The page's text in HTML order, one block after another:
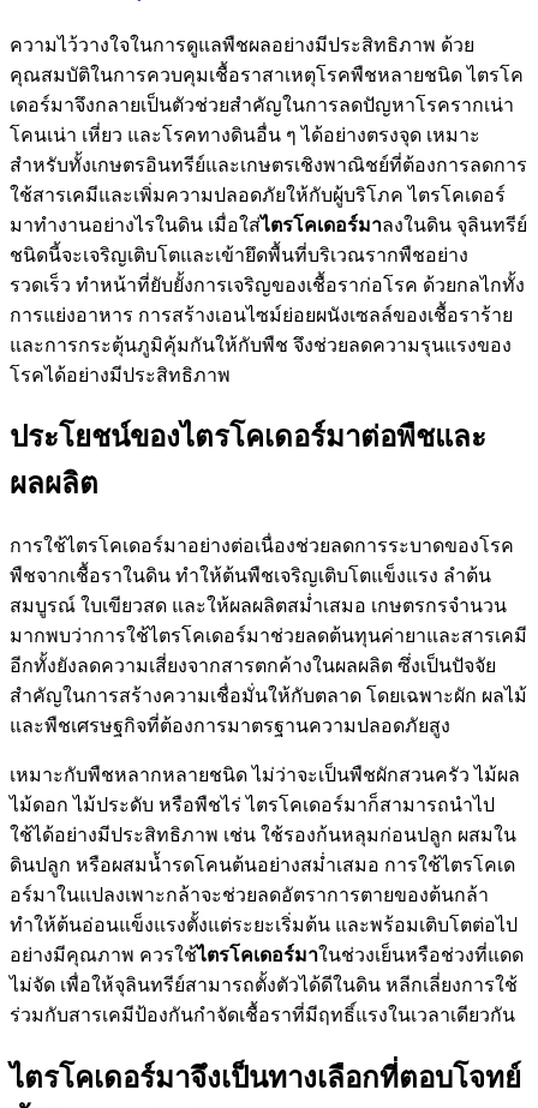
ความไว้วางใจในการดูแลพืชผลอย่างมีประสิทธิภาพ ด้วย
คุณสมบัติในการควบคุมเชื้อราสาเหตุโรคพืชหลายชนิด ไตรโค
เดอร์มาจึงกลายเป็นตัวช่วยสำคัญในการลดปัญหาโรครากเน่า
โคนเน่า เหี่ยว และโรคทางดินอื่น ๆ ได้อย่างตรงจุด เหมาะ
สำหรับทั้งเกษตรอินทรีย์และเกษตรเชิงพาณิชย์ที่ต้องการลดการ
ใช้สารเคมีและเพิ่มความปลอดภัยให้กับผู้บริโภค ไตรโคเดอร์
มาทำงานอย่างไรในดิน เมื่อใส่ไตรโคเดอร์มาลงในดิน จุลินทรีย์
ชนิดนี้จะเจริญเติบโตและเข้ายึดพื้นที่บริเวณรากพืชอย่าง
รวดเร็ว ทำหน้าที่ยับยั้งการเจริญของเชื้อราก่อโรค ด้วยกลไกทั้ง
การแย่งอาหาร การสร้างเอนไซม์ย่อยผนังเซลล์ของเชื้อราร้าย
และการกระตุ้นภูมิคุ้มกันให้กับพืช จึงช่วยลดความรุนแรงของ
โรคได้อย่างมีประสิทธิภาพ
ประโยชน์ของไตรโคเดอร์มาต่อพืชและ
ผลผลิต
การใช้ไตรโคเดอร์มาอย่างต่อเนื่องช่วยลดการระบาดของโรค
พืชจากเชื้อราในดิน ทำให้ต้นพืชเจริญเติบโตแข็งแรง ลำต้น
สมบูรณ์ ใบเขียวสด และให้ผลผลิตสม่ำเสมอ เกษตรกรจำนวน
มากพบว่าการใช้ไตรโคเดอร์มาช่วยลดต้นทุนค่ายาและสารเคมี
อีกทั้งยังลดความเสี่ยงจากสารตกค้างในผลผลิต ซึ่งเป็นปัจจัย
สำคัญในการสร้างความเชื่อมั่นให้กับตลาด โดยเฉพาะผัก ผลไม้
และพืชเศรษฐกิจที่ต้องการมาตรฐานความปลอดภัยสูง
เหมาะกับพืชหลากหลายชนิด ไม่ว่าจะเป็นพืชผักสวนครัว ไม้ผล
ไม้ดอก ไม้ประดับ หรือพืชไร่ ไตรโคเดอร์มาก็สามารถนำไป
ใช้ได้อย่างมีประสิทธิภาพ เช่น ใช้รองก้นหลุมก่อนปลูก ผสมใน
ดินปลูก หรือผสมน้ำรดโคนต้นอย่างสม่ำเสมอ การใช้ไตรโคเด
อร์มาในแปลงเพาะกล้าจะช่วยลดอัตราการตายของต้นกล้า
ทำให้ต้นอ่อนแข็งแรงตั้งแต่ระยะเริ่มต้น และพร้อมเติบโตต่อไป
อย่างมีคุณภาพ ควรใช้ไตรโคเดอร์มาในช่วงเย็นหรือช่วงที่แดด
ไม่จัด เพื่อให้จุลินทรีย์สามารถตั้งตัวได้ดีในดิน หลีกเลี่ยงการใช้
ร่วมกับสารเคมีป้องกันกำจัดเชื้อราที่มีฤทธิ์แรงในเวลาเดียวกัน
ไตรโคเดอร์มาจึงเป็นทางเลือกที่ตอบโจทย์